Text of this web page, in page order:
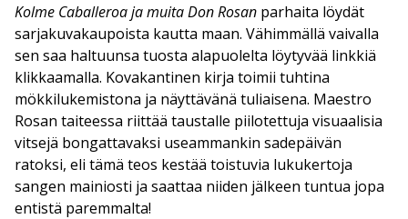
Kolme Caballeroa ja muita Don Rosan parhaita löydät
sarjakuvakaupoista kautta maan. Vähimmällä vaivalla
sen saa haltuunsa tuosta alapuolelta löytyvää linkkiä
klikkaamalla. Kovakantinen kirja toimii tuhtina
mökkilukemistona ja näyttävänä tuliaisena. Maestro
Rosan taiteessa riittää taustalle piilotettuja visuaalisia
vitsejä bongattavaksi useammankin sadepäivän
ratoksi, eli tämä teos kestää toistuvia lukukertoja
sangen mainiosti ja saattaa niiden jälkeen tuntua jopa
entistä paremmalta!